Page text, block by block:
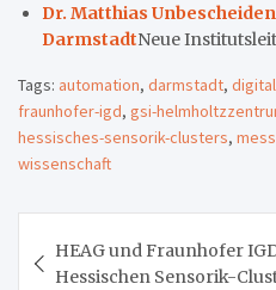
Dr. Matthias
DarmstadtNeue
Tags: automation, darmstadt,
fraunhofer-igd, gsi-
hessisches-sensorik-clusters,
wissenschaft
HEAG und Fraunhofer
Hessischen Sensorik-